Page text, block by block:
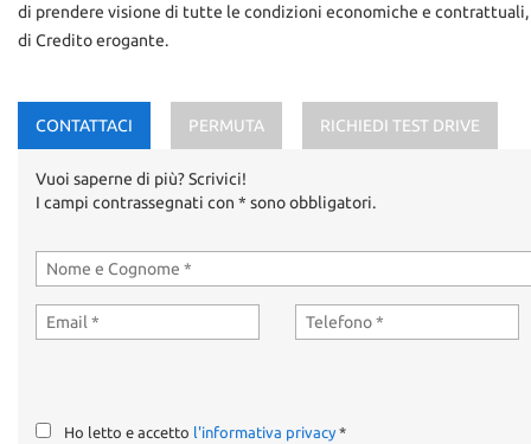
di prendere visione di tutte le condizioni economiche e
di Credito erogante.
CONTATTACI PERMUTA RICHIEDI TEST DRIVE
Vuoi saperne di più? Scrivici!
I campi contrassegnati con * sono obbligatori.
Ho letto e accetto l'informativa privacy *